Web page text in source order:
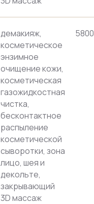
демакияж,
косметическое
энзимное
очищение кожи,
косметическая
газожидкостная
чистка,
бесконтактное
распыление
косметической
сыворотки, зона
лицо, шея и
декольте,
закрывающий
3D массаж
5800